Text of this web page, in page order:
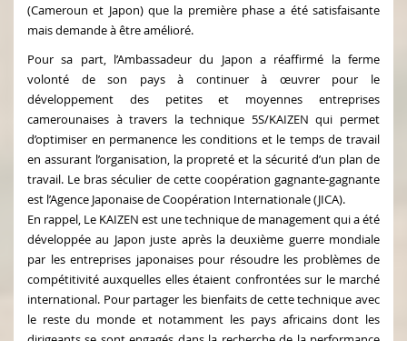
(Cameroun et Japon) que la première phase a été satisfaisante
mais demande à être amélioré.
Pour sa part, l’Ambassadeur du Japon a réaffirmé la ferme
volonté de son pays à continuer à œuvrer pour le
développement des petites et moyennes entreprises
camerounaises à travers la technique 5S/KAIZEN qui permet
d’optimiser en permanence les conditions et le temps de travail
en assurant l’organisation, la propreté et la sécurité d’un plan de
travail. Le bras séculier de cette coopération gagnante-gagnante
est l’Agence Japonaise de Coopération Internationale (JICA).
En rappel, Le KAIZEN est une technique de management qui a été
développée au Japon juste après la deuxième guerre mondiale
par les entreprises japonaises pour résoudre les problèmes de
compétitivité auxquelles elles étaient confrontées sur le marché
international. Pour partager les bienfaits de cette technique avec
le reste du monde et notamment les pays africains dont les